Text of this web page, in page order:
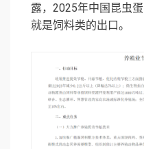
露，2025年中国昆虫
就是饲料类的出口。